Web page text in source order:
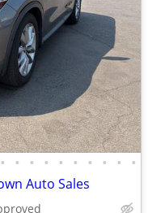
• • • • • • • • • •
Auto Sales